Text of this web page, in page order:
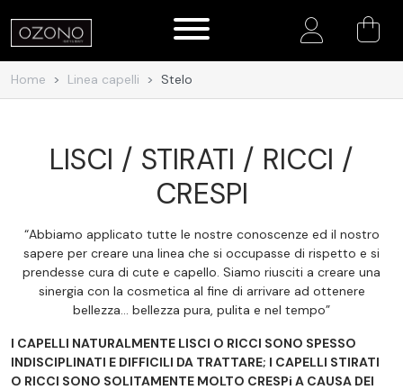
Account
Home Linea capelli Stelo
LISCI / STIRATI / RICCI /
CRESPI
“Abbiamo applicato tutte le nostre conoscenze ed il nostro
sapere per creare una linea che si occupasse di rispetto e si
prendesse cura di cute e capello. Siamo riusciti a creare una
sinergia con la cosmetica al fine di arrivare ad ottenere
bellezza… bellezza pura, pulita e nel tempo”
I CAPELLI NATURALMENTE LISCI O RICCI SONO SPESSO
INDISCIPLINATI E DIFFICILI DA TRATTARE; I CAPELLI STIRATI
O RICCI SONO SOLITAMENTE MOLTO CRESPi A CAUSA DEI